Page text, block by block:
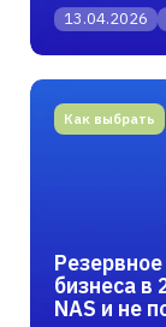
13.04.2026
Как выбрать
бизнеса в
NAS и не